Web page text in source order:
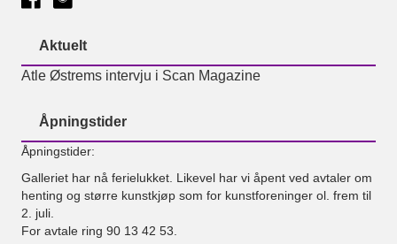
Aktuelt
Atle Østrems intervju i Scan Magazine
Åpningstider
Åpningstider:
Galleriet har nå ferielukket. Likevel har vi åpent ved avtaler om
henting og større kunstkjøp som for kunstforeninger ol. frem til
2. juli.
For avtale ring 90 13 42 53.